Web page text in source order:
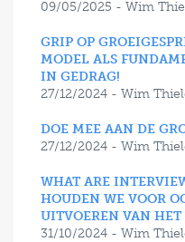
09/05/2025 - Wim
GRIP OP
MODEL ALS
IN GEDRAG!
27/12/2024 - Wim
DOE MEE AAN DE
27/12/2024 - Wim
WHAT ARE
HOUDEN WE VOOR
UITVOEREN VAN HET
31/10/2024 - Wim